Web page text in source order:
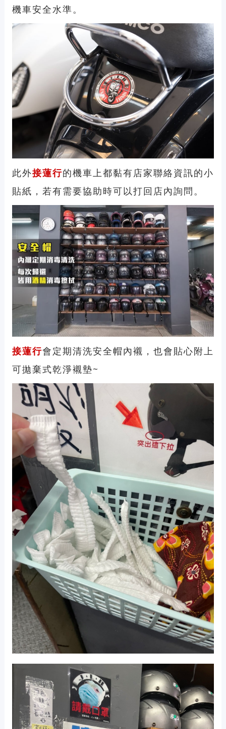
機車安全水準。
此外接蓮行的機車上都黏有店家聯絡資訊的小
貼紙，若有需要協助時可以打回店內詢問。
接蓮行會定期清洗安全帽內襯，也會貼心附上
可拋棄式乾淨襯墊~